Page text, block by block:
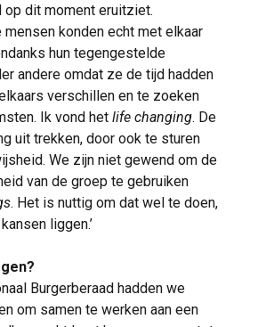
op dit moment eruitziet.
mensen konden echt met elkaar
hun tegengestelde
andere omdat ze de tijd hadden
verschillen en te zoeken
Ik vond het life changing. De
uit trekken, door ook te sturen
We zijn niet gewend om de
van de groep te gebruiken
. Het is nuttig om dat wel te doen,
liggen.’
Burgerberaad hadden we
om samen te werken aan een